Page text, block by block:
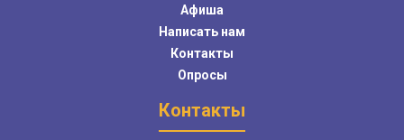
Афиша
Написать нам
Контакты
Опросы
Контакты